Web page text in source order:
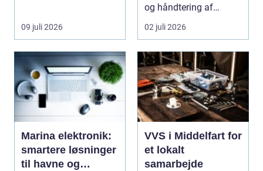
skal ...
09 juli 2026
og håndtering af
tr&ae...
02 juli 2026
Marina elektronik:
smartere løsninger
til havne og
VVS i Middelfart for
et lokalt
samarbejde